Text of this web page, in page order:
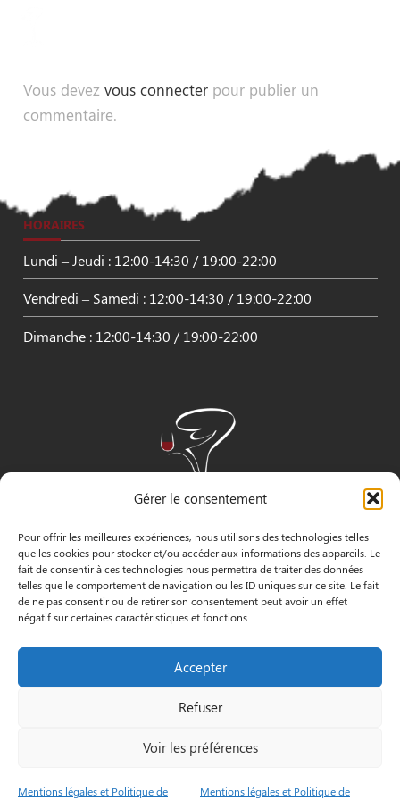
Gérer le consentement
Pour offrir les meilleures expériences, nous utilisons des technologies telles
que les cookies pour stocker et/ou accéder aux informations des appareils. Le
fait de consentir à ces technologies nous permettra de traiter des données
telles que le comportement de navigation ou les ID uniques sur ce site. Le fait
de ne pas consentir ou de retirer son consentement peut avoir un effet
négatif sur certaines caractéristiques et fonctions.
Accepter
Refuser
Voir les préférences
Mentions légales et Politique de Mentions légales et Politique de
Vous devez vous connecterpour publier un
commentaire.
HORAIRES
Lundi – Jeudi : 12:00-14:30 / 19:00-22:00
Vendredi – Samedi : 12:00-14:30 / 19:00-22:00
Dimanche : 12:00-14:30 / 19:00-22:00
INFORMATIONS
3 Pass. Henri Gautier, 44600 Saint-Nazaire